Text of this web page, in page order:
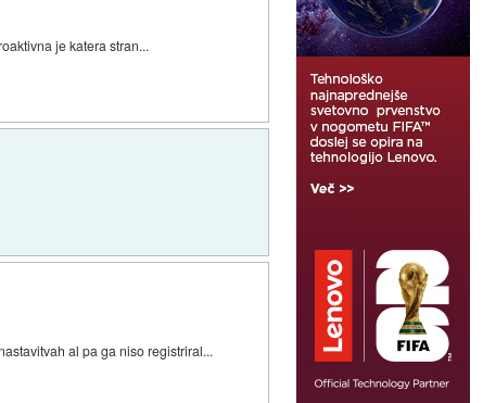
je katera stran...
al pa ga niso registriral...